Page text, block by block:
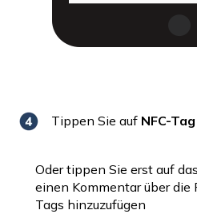
Tippen Sie auf NFC-
Oder tippen Sie erst auf
einen Kommentar über die
Tags hinzuzufügen